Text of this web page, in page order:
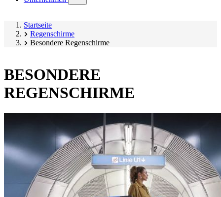
submenu)
Startseite
Regenschirme
Besondere Regenschirme
BESONDERE
REGENSCHIRME